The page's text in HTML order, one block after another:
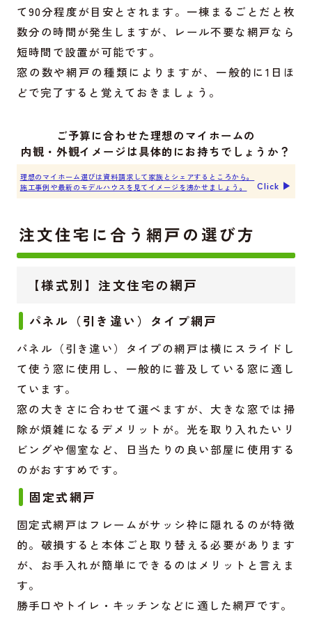
て90分程度が目安とされます。一棟まるごとだと枚
数分の時間が発生しますが、レール不要な網戸なら
短時間で設置が可能です。
窓の数や網戸の種類によりますが、一般的に1日ほ
どで完了すると覚えておきましょう。
ご予算に合わせた理想のマイホームの
内観・外観イメージは具体的にお持ちでしょうか？
理想のマイホーム選びは資料請求して家族とシェアするところから。
施工事例や最新のモデルハウスを見てイメージを沸かせましょう。
Click ▶︎
注文住宅に合う網戸の選び方
【様式別】注文住宅の網戸
パネル（引き違い）タイプ網戸
パネル（引き違い）タイプの網戸は横にスライドし
て使う窓に使用し、一般的に普及している窓に適し
ています。
窓の大きさに合わせて選べますが、大きな窓では掃
除が煩雑になるデメリットが。光を取り入れたいリ
ビングや個室など、日当たりの良い部屋に使用する
のがおすすめです。
固定式網戸
固定式網戸はフレームがサッシ枠に隠れるのが特徴
的。破損すると本体ごと取り替える必要があります
が、お手入れが簡単にできるのはメリットと言えま
す。
勝手口やトイレ・キッチンなどに適した網戸です。